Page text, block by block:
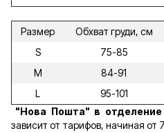
Размер
Обхват груди, см
S
75-85
M
84-91
L
95-101
"Нова Пошта" в
зависит от тарифов, начиная от